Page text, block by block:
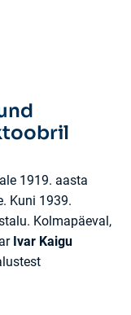
1919. aasta
Kuni 1939.
Kolmapäeval,
Ivar Kaigu